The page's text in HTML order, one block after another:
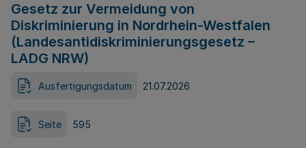
Gesetz zur Vermeidung von
Diskriminierung in Nordrhein-Westfalen
(Landesantidiskriminierungsgesetz –
LADG NRW)
Ausfertigungsdatum 21.07.2026
Seite 595